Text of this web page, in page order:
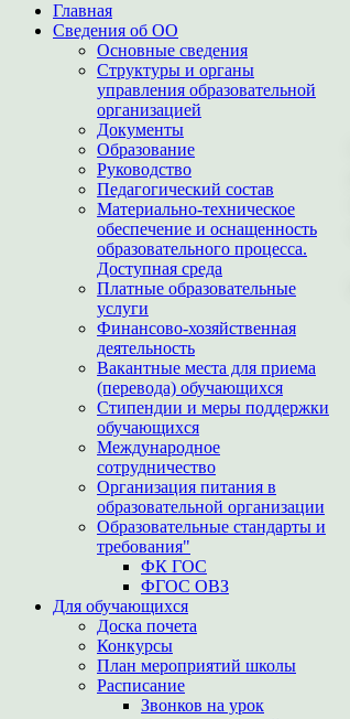
Главная
Сведения об ОО
Основные сведения
Структуры и органы
управления образовательной
организацией
Документы
Образование
Руководство
Педагогический состав
Материально-техническое
обеспечение и оснащенность
образовательного процесса.
Доступная среда
Платные образовательные
услуги
Финансово-хозяйственная
деятельность
Вакантные места для приема
(перевода) обучающихся
Стипендии и меры поддержки
обучающихся
Международное
сотрудничество
Организация питания в
образовательной организации
Образовательные стандарты и
требования"
ФК ГОС
ФГОС ОВЗ
Для обучающихся
Доска почета
Конкурсы
План мероприятий школы
Расписание
Звонков на урок